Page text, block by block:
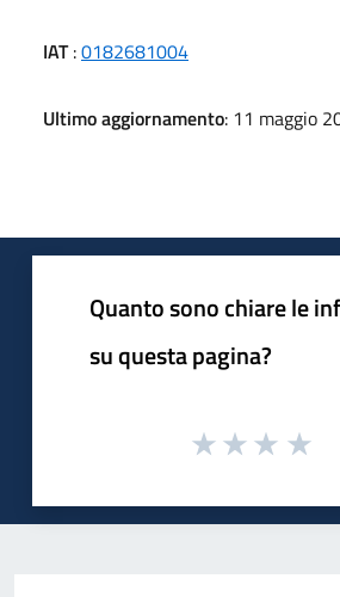
IAT:0182681004
Ultimo aggiornamento: 11 maggio
Quanto sono chiare le
su questa pagina?